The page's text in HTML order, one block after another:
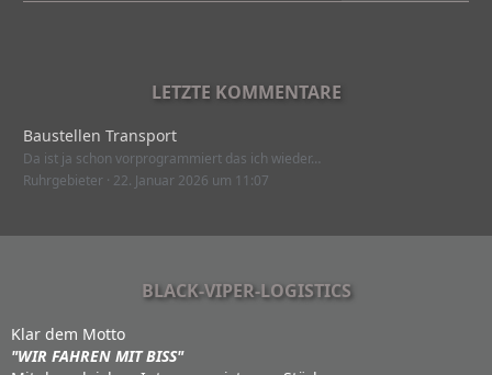
LETZTE KOMMENTARE
Baustellen Transport
Da ist ja schon vorprogrammiert das ich wieder…
Ruhrgebieter 22. Januar 2026 um 11:07
BLACK-VIPER-LOGISTICS
Klar dem Motto
"WIR FAHREN MIT BISS"